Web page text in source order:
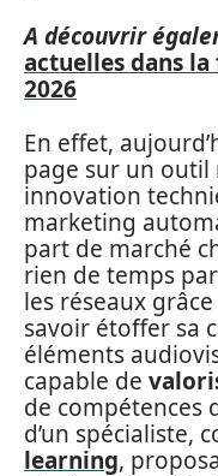
A découvrir
actuelles dans
2026
En effet,
page sur un
innovation
marketing
part de marché
rien de temps
les réseaux
savoir étoffer sa
éléments
capable de
de compétences
d’un spécialiste,
learning,